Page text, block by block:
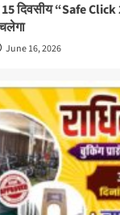
15 दिवसीय “Safe
June 16, 2026